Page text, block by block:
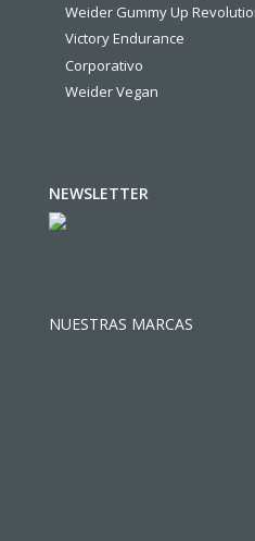
Weider Gummy Up
Victory Endurance
Corporativo
Weider Vegan
NEWSLETTER
NUESTRAS MARCAS